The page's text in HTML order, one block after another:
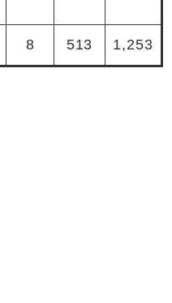
8 513 1,253